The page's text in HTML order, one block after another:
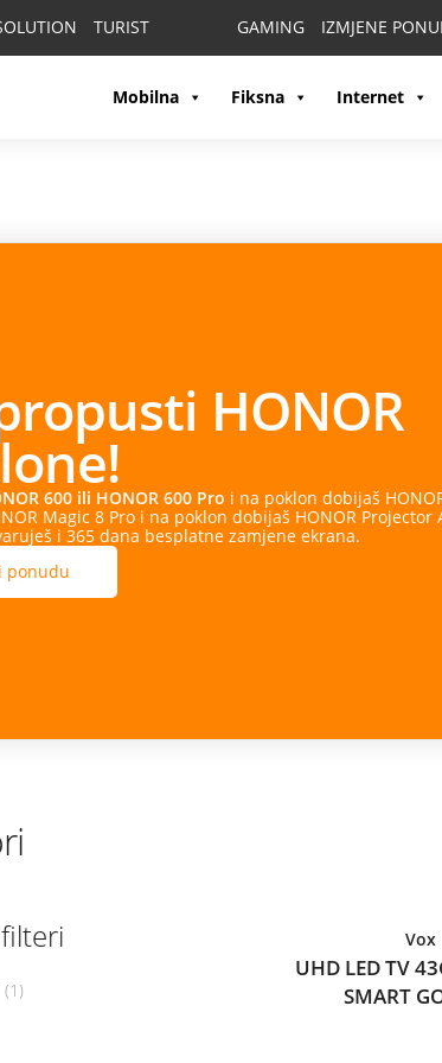
TURIST GAMING IZMJENE
Mobilna Fiksna Internet
HONOR
600 ili HONOR 600 Pro i na poklon dobijaš
Magic 8 Pro i na poklon dobijaš HONOR Projector
i 365 dana besplatne zamjene ekrana.
ponudu
(1)
Vox
UHD LED TV
SMART